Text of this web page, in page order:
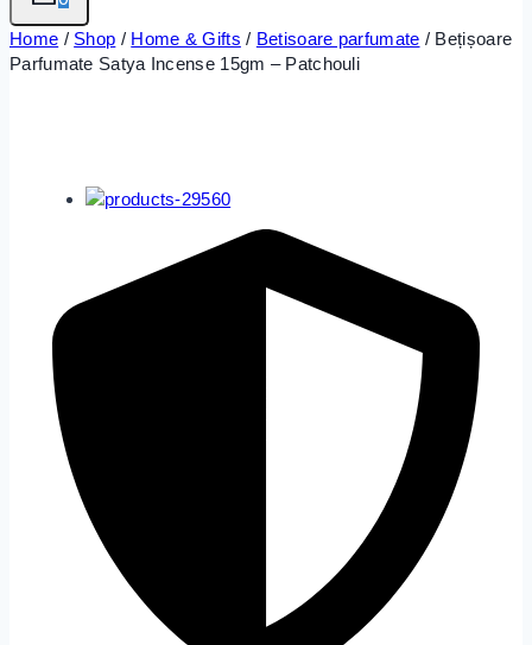
Home / Shop / Home & Gifts / Betisoare parfumate / Bețișoare
Parfumate Satya Incense 15gm – Patchouli